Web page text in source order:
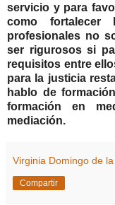
servicio y para
como fortalecer
profesionales no
ser rigurosos si
requisitos entre
para la justicia
hablo de
formación en
mediación.
Virginia Domingo de
Compartir